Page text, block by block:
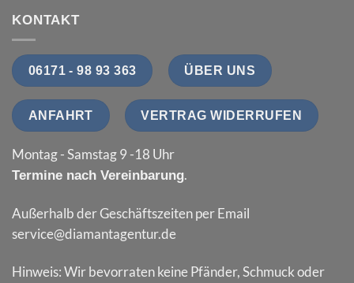
KONTAKT
06171 - 98 93 363 ÜBER UNS
ANFAHRT VERTRAG WIDERRUFEN
Montag - Samstag 9 -18 Uhr
Termine nach Vereinbarung.
Außerhalb der Geschäftszeiten per Email
service@diamantagentur.de
Hinweis: Wir bevorraten keine Pfänder, Schmuck oder